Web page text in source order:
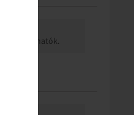
után láthatók.